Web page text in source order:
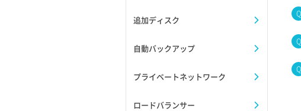
追加ディスク
自動バックアップ
プライベートネットワーク
ロードバランサー